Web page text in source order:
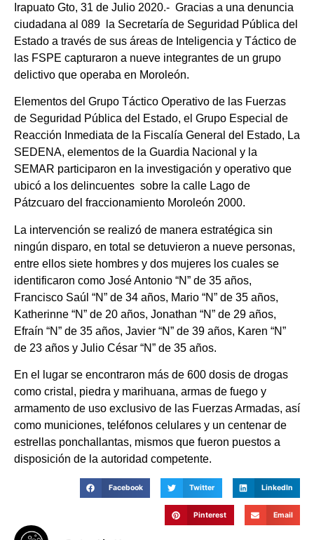
Irapuato Gto, 31 de Julio 2020.- Gracias a una denuncia
ciudadana al 089
la Secretaría de Seguridad Pública del
Estado a través de sus áreas de Inteligencia y Táctico de
las FSPE capturaron a nueve integrantes de un grupo
delictivo que operaba en Moroleón.
Elementos del Grupo Táctico Operativo de las Fuerzas
de Seguridad Pública del Estado, el Grupo Especial de
Reacción Inmediata de la Fiscalía General del Estado, La
SEDENA, elementos de la Guardia Nacional y la
SEMAR participaron en la investigación y operativo que
ubicó a los delincuentes sobre la calle Lago de
Pátzcuaro del fraccionamiento Moroleón 2000.
La intervención se realizó de manera estratégica sin
ningún disparo, en total se detuvieron a nueve personas,
entre ellos siete hombres y dos mujeres los cuales se
identificaron como José Antonio “N” de 35 años,
Francisco Saúl “N” de 34 años, Mario “N” de 35 años,
Katherinne “N” de 20 años, Jonathan “N” de 29 años,
Efraín “N” de 35 años, Javier “N” de 39 años, Karen “N”
de 23 años y Julio César “N” de 35 años.
En el lugar se encontraron más de 600 dosis de drogas
como cristal, piedra y marihuana, armas de fuego y
armamento de uso exclusivo de las Fuerzas Armadas, así
como municiones, teléfonos celulares y un centenar de
estrellas ponchallantas, mismos que fueron puestos a
disposición de la autoridad competente.
Facebook Twitter LinkedIn
Pinterest Email